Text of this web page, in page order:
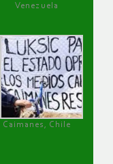
Venezuela
Caimanes, Chile